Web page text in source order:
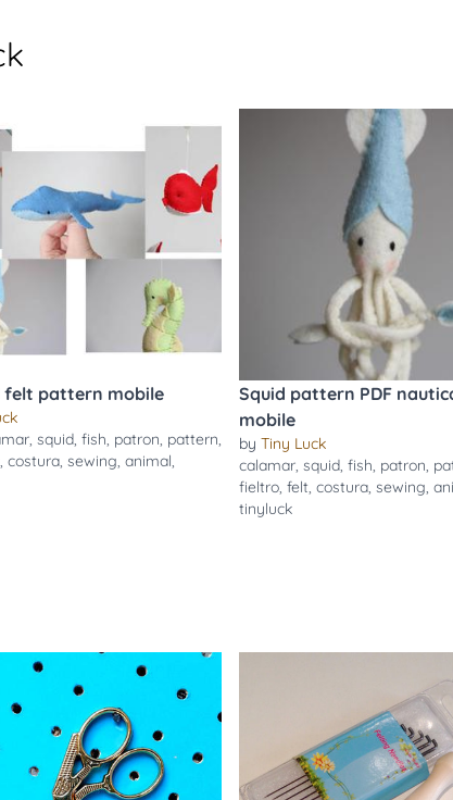
felt pattern mobile
, squid, fish, patron, pattern,
, costura, sewing, animal,
Squid pattern PDF
mobile
by Tiny Luck
calamar, squid, fish, patron,
fieltro, felt, costura, sewing,
tinyluck